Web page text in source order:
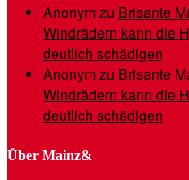
Anonymzu Brisante
Windrädern kann die
deutlich schädigen
Anonymzu Brisante
Windrädern kann die
deutlich schädigen
Über Mainz&